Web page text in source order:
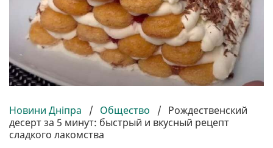
Новини Дніпра / Общество / Рождественский
десерт за 5 минут: быстрый и вкусный рецепт
сладкого лакомства